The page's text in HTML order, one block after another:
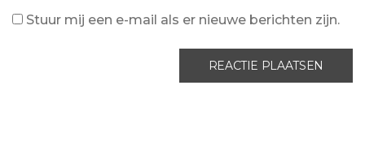
Stuur mij een e-mail als er nieuwe berichten zijn.